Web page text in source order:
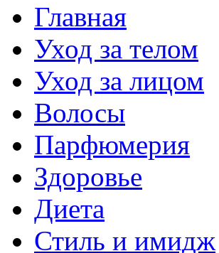
Главная
Уход за телом
Уход за лицом
Волосы
Парфюмерия
Здоровье
Диета
Стиль и имидж